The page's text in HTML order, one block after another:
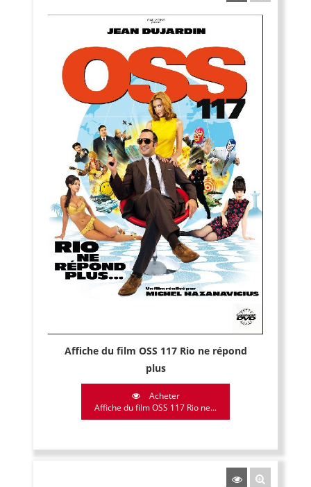
Affiche du film OSS 117 Rio ne répond
plus
Acheter
Affiche du film OSS 117 Rio ne...